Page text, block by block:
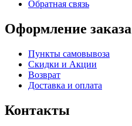
Обратная связь
Оформление заказа
Пункты самовывоза
Скидки и Акции
Возврат
Доставка и оплата
Контакты